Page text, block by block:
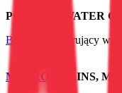
POTABLE WATER
Billboard
generujący
METRO
TRAINS,